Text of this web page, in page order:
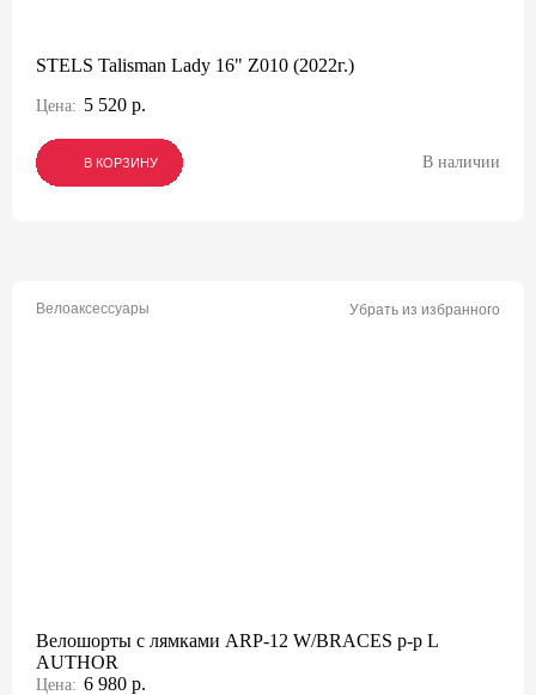
STELS Talisman Lady 16" Z010 (2022г.)
Цена: 5 520 р.
В КОРЗИНУ
В КОРЗИНУ
В КОРЗИНУ В наличии
Велоаксессуары Убрать из избранного
Велошорты с лямками ARP-12 W/BRACES р-р L
AUTHOR
Цена: 6 980 р.